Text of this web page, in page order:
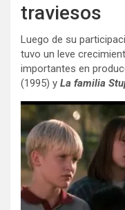
traviesos
Luego de su
tuvo un leve
importantes en
(1995) y La familia